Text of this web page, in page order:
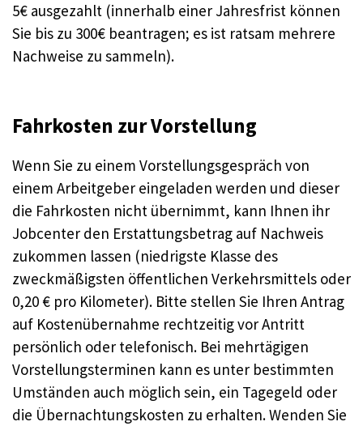
5€ ausgezahlt (innerhalb einer Jahresfrist können
Sie bis zu 300€ beantragen; es ist ratsam mehrere
Nachweise zu sammeln).
Fahrkosten zur Vorstellung
Wenn Sie zu einem Vorstellungsgespräch von
einem Arbeitgeber eingeladen werden und dieser
die Fahrkosten nicht übernimmt, kann Ihnen ihr
Jobcenter den Erstattungsbetrag auf Nachweis
zukommen lassen (niedrigste Klasse des
zweckmäßigsten öffentlichen Verkehrsmittels oder
0,20 € pro Kilometer). Bitte stellen Sie Ihren Antrag
auf Kostenübernahme rechtzeitig vor Antritt
persönlich oder telefonisch. Bei mehrtägigen
Vorstellungsterminen kann es unter bestimmten
Umständen auch möglich sein, ein Tagegeld oder
die Übernachtungskosten zu erhalten. Wenden Sie